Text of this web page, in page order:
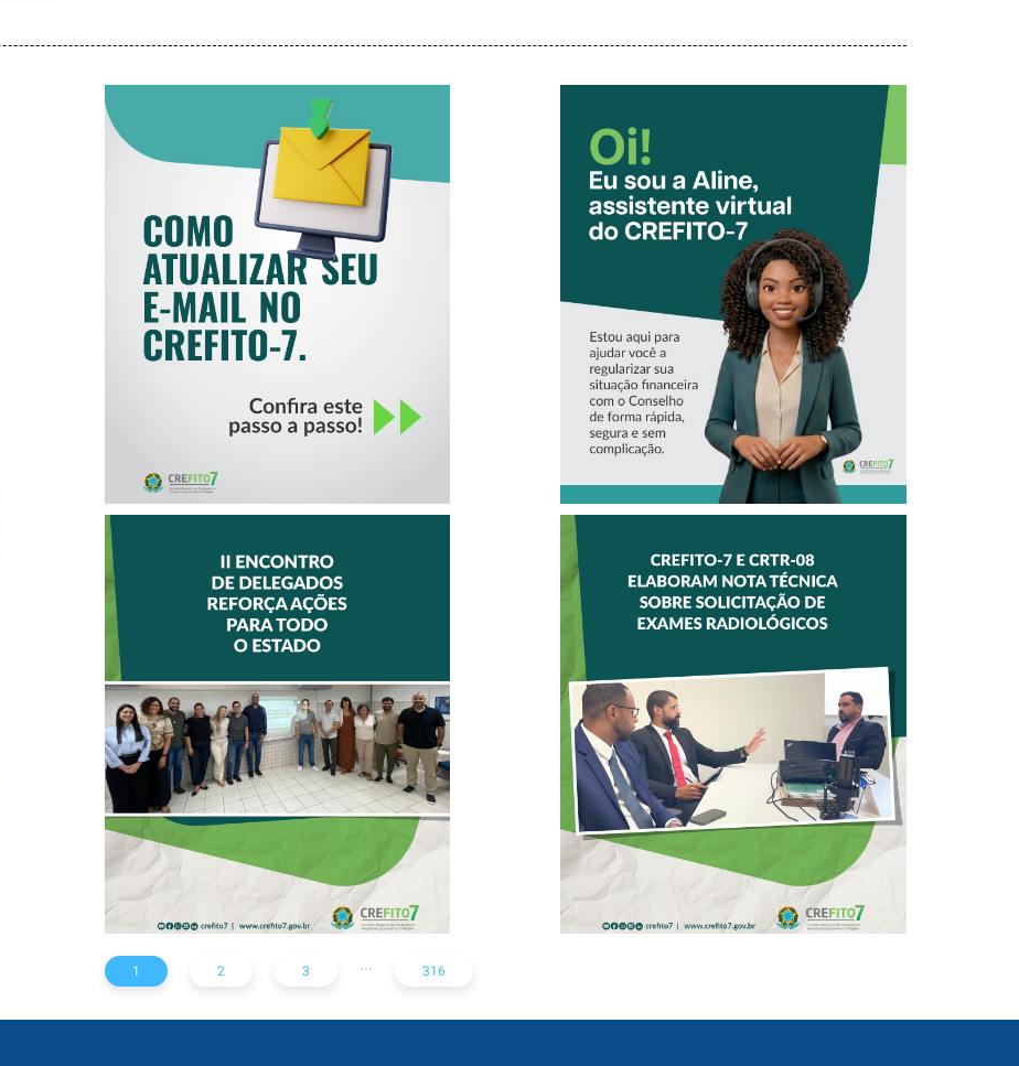
COMO ATUALIZAR
SEU E-MAIL NO
CREFITO-7
CONHEÇA A
‘ALINE’,
ASSISTENTE
VIRTUAL DO
CREFITO-7
II ENCONTRO DE
REFORÇA AÇÕES
PARA TODO O
ESTADO
CREFITO-7 E
CRTR-08 INICIAM
NOTA TÉCNICA
SOLICITAÇÃO DE
EXAMES
RADIOLÓGICOS
1 2 3 ... 316